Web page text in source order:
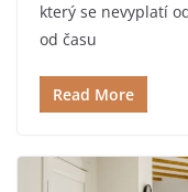
který se nevyplatí
od času
Read More